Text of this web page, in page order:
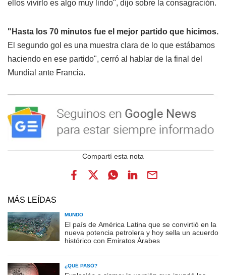
ellos vivirlo es algo muy lindo", dijo sobre la consagración.
"Hasta los 70 minutos fue el mejor partido que hicimos.
El segundo gol es una muestra clara de lo que estábamos
haciendo en ese partido", cerró al hablar de la final del
Mundial ante Francia.
MÁS LEÍDAS
MUNDO
El país de América Latina que se convirtió en la
nueva potencia petrolera y hoy sella un acuerdo
histórico con Emiratos Árabes
¿QUÉ PASÓ?